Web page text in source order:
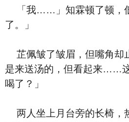
「我……」知霖顿了顿，
了。」
芷佩皱了皱眉，但嘴角却
是来送汤的，但看起来……
喝了？」
两人坐上月台旁的长椅，